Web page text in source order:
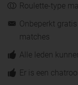
Roulette-type
Onbeperkt
matches
Alle leden
Er is een